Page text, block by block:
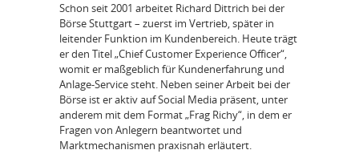
Schon seit 2001 arbeitet Richard Dittrich bei der
Börse Stuttgart – zuerst im Vertrieb, später in
leitender Funktion im Kundenbereich. Heute trägt
er den Titel „Chief Customer Experience Officer“,
womit er maßgeblich für Kundenerfahrung und
Anlage-Service steht. Neben seiner Arbeit bei der
Börse ist er aktiv auf Social Media präsent, unter
anderem mit dem Format „Frag Richy“, in dem er
Fragen von Anlegern beantwortet und
Marktmechanismen praxisnah erläutert.